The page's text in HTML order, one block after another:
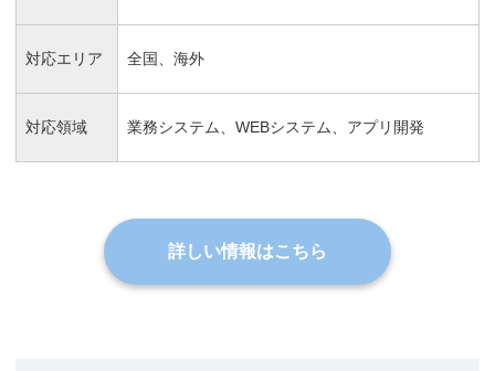
対応エリア 全国、海外
対応領域 業務システム、WEBシステム、アプリ開発
詳しい情報はこちら